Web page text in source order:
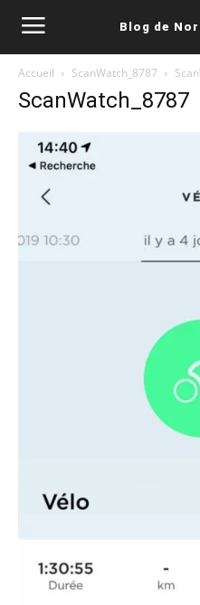
Blog de
Accueil ScanWatch_8787
ScanWatch_8787